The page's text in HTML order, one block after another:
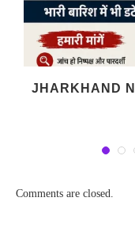
JHARKHAND
Comments are closed.